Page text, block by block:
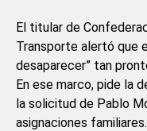
El titular de
Transporte alertó que
desaparecer” tan
En ese marco, pide la
la solicitud de Pablo
asignaciones familiares.